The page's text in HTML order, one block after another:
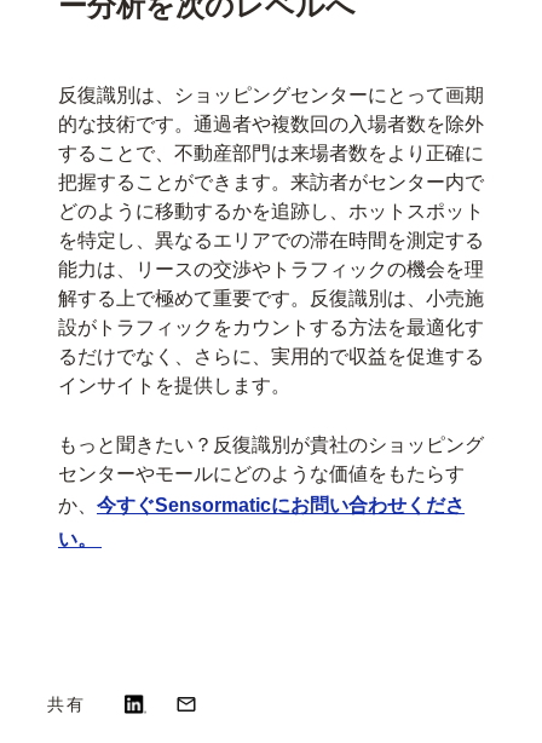
反復識別は、ショッピングセンターにとって画期
的な技術です。通過者や複数回の入場者数を除外
することで、不動産部門は来場者数をより正確に
把握することができます。来訪者がセンター内で
どのように移動するかを追跡し、ホットスポット
を特定し、異なるエリアでの滞在時間を測定する
能力は、リースの交渉やトラフィックの機会を理
解する上で極めて重要です。反復識別は、小売施
設がトラフィックをカウントする方法を最適化す
るだけでなく、さらに、実用的で収益を促進する
インサイトを提供します。
もっと聞きたい？反復識別が貴社のショッピング
センターやモールにどのような価値をもたらす
か、 今すぐSensormaticにお問い合わせくださ
い。
共有